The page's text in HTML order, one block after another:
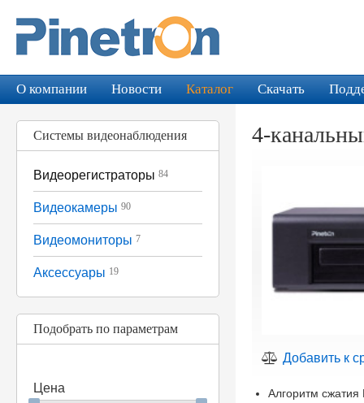
О компании Новости Каталог Скачать
Системы видеонаблюдения
Видеорегистраторы 84
Видеокамеры 90
Видеомониторы 7
Аксессуары 19
Подобрать по параметрам
Цена
4-
Добавить к
Алгоритм сжатия